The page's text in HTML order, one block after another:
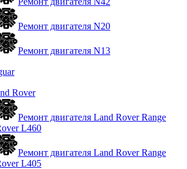
Ремонт двигателя N20
Ремонт двигателя N13
Rover
Ремонт двигателя Land Rover Range
L460
Ремонт двигателя Land Rover Range
L405